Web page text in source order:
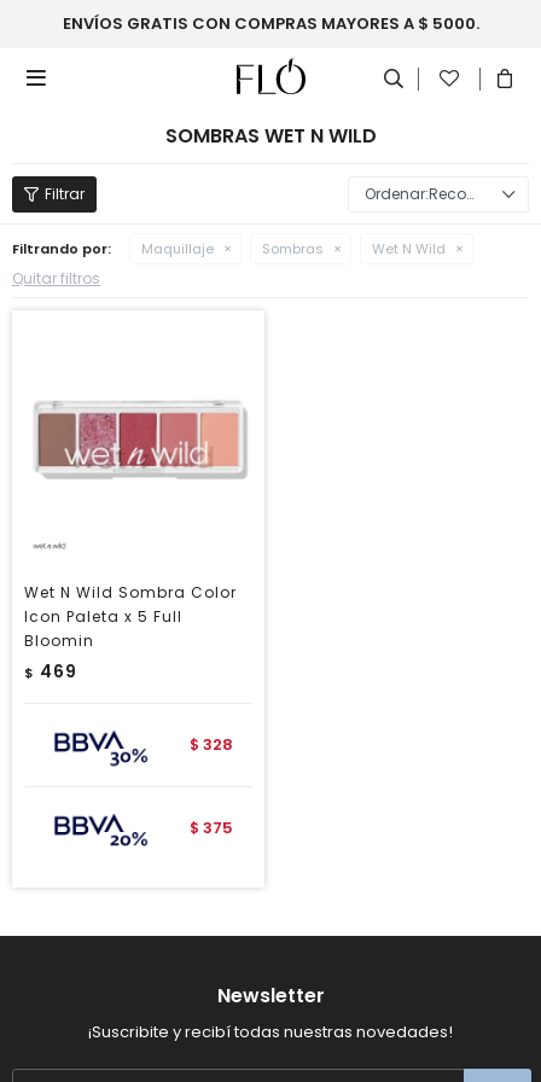
ENVÍOS GRATIS CON COMPRAS MAYORES A $ 5000.

SOMBRAS WET N WILD
Recomendados
Filtrando por: Maquillaje Sombras Wet N Wild
Quitar filtros
Wet N Wild Sombra Color
Icon Paleta x 5 Full
Bloomin
$ 469
$ 328
$ 375
Newsletter
¡Suscribite y recibí todas nuestras novedades!